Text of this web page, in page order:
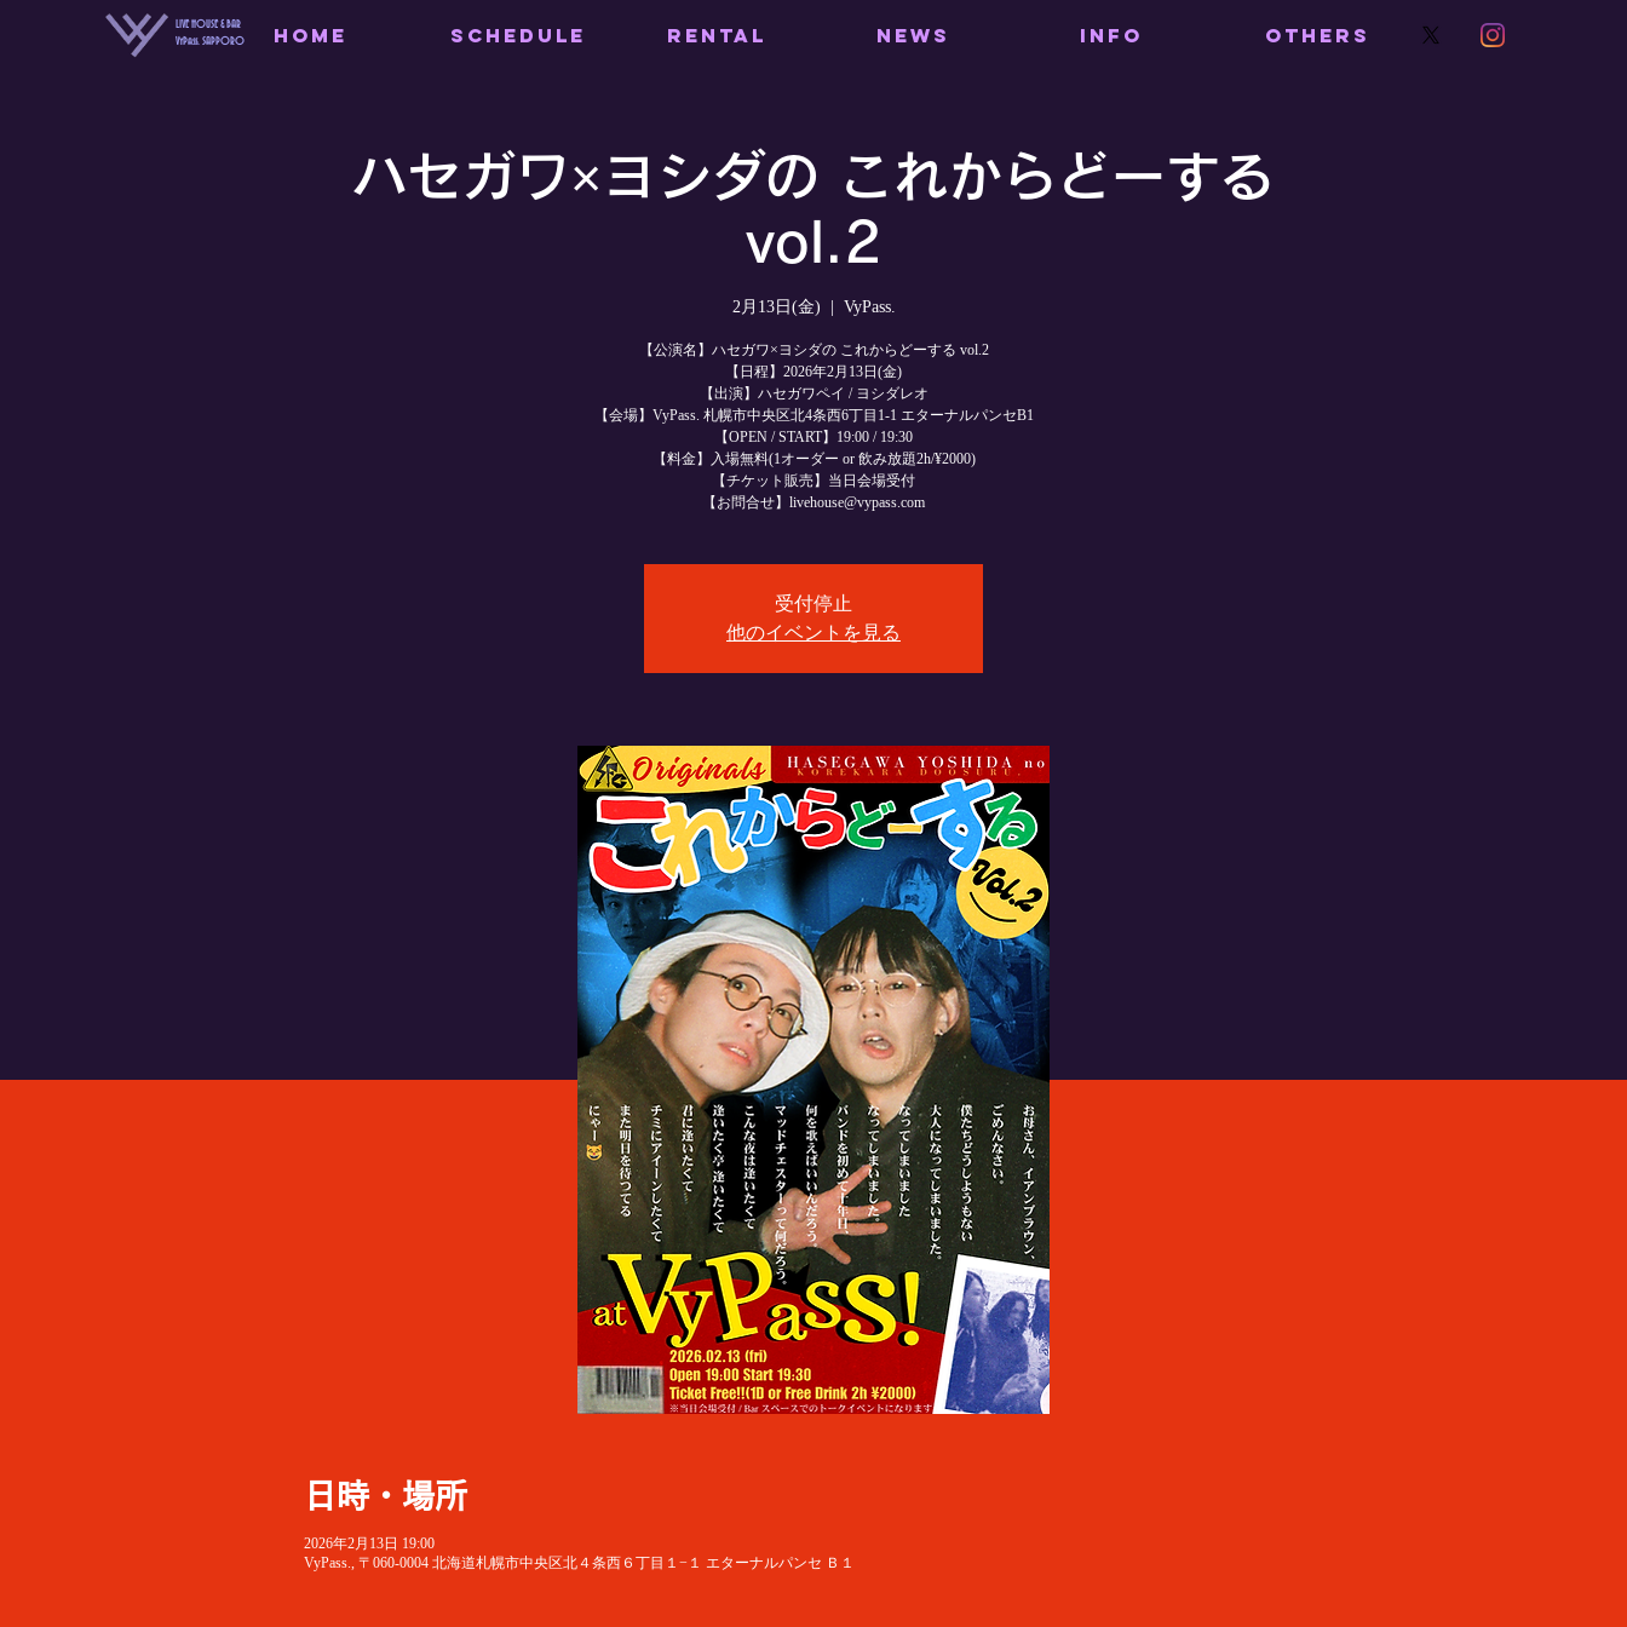
LIVE HOUSE & BAR
VyPass. SAPPORO
HOME SCHEDULE RENTAL NEWS INFO OTHERS
ハセガワ×ヨシダの これからどーする
vol.2
2月13日(金) VyPass.
【公演名】ハセガワ×ヨシダの これからどーする vol.2
【日程】2026年2月13日(金)
【出演】ハセガワペイ / ヨシダレオ
【会場】VyPass. 札幌市中央区北4条西6丁目1-1 エターナルパンセB1
【OPEN / START】19:00 / 19:30
【料金】入場無料(1オーダー or 飲み放題2h/¥2000)
【チケット販売】当日会場受付
【お問合せ】livehouse@vypass.com
受付停止
他のイベントを見る
日時・場所
2026年2月13日 19:00
VyPass., 〒060-0004 北海道札幌市中央区北４条西６丁目１−１ エターナルパンセ Ｂ１